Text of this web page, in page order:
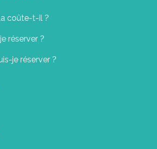
coûte-t-il ?
réserver ?
je réserver ?